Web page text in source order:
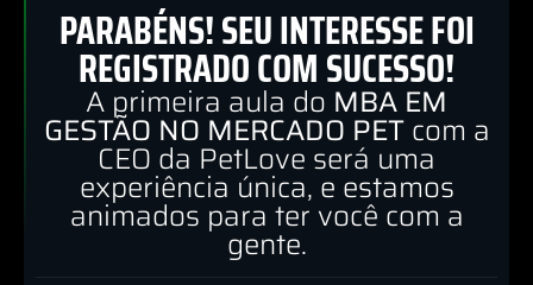
PARABÉNS! SEU INTERESSE FOI
REGISTRADO COM SUCESSO!
A primeira aula do MBA EM
GESTÃO NO MERCADO PETcom a
CEO da PetLove será uma
experiência única, e estamos
animados para ter você com a
gente.